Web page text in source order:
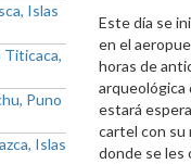
Este día se
en el
horas de
arqueológica
estará
cartel con su
donde se les
Islas
Titicaca,
Puno
Islas